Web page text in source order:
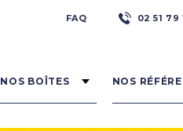
header
FAQ 02 51 79
NOS BOÎTES NOS